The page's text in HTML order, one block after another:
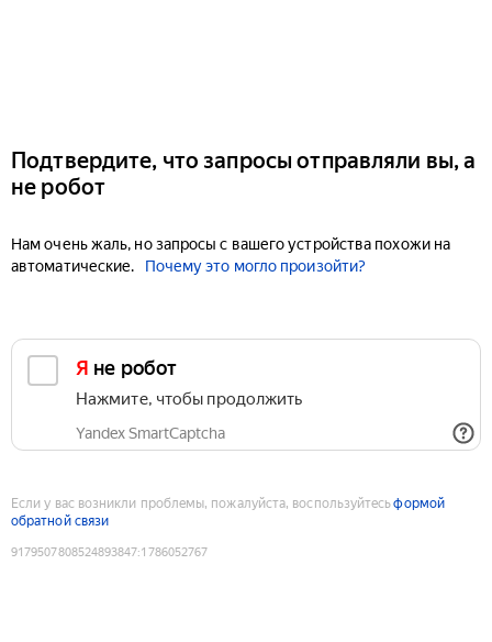
Подтвердите, что запросы отправляли вы, а
не робот
Нам очень жаль, но запросы с вашего устройства похожи на
автоматические.
Почему это могло произойти?
Я не робот
Нажмите, чтобы продолжить
Yandex SmartCaptcha
Если у вас возникли проблемы, пожалуйста, воспользуйтесьформой
обратной связи
9179507808524893847:1786052767